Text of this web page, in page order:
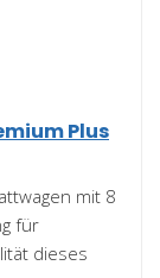
Plus
mit 8
für
dieses